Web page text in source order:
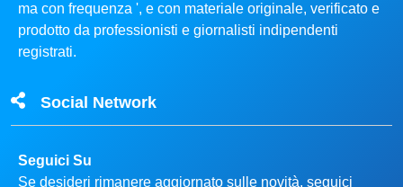
ma con frequenza ', e con materiale originale, verificato e
prodotto da professionisti e giornalisti indipendenti
registrati.
Social Network
Seguici Su
Se desideri rimanere aggiornato sulle novità, seguici